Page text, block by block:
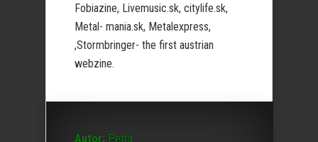
Fobiazine, Livemusic.sk, citylife.sk,
Metal- mania.sk, Metalexpress,
,Stormbringer- the first austrian
webzine.
Autor: Petra